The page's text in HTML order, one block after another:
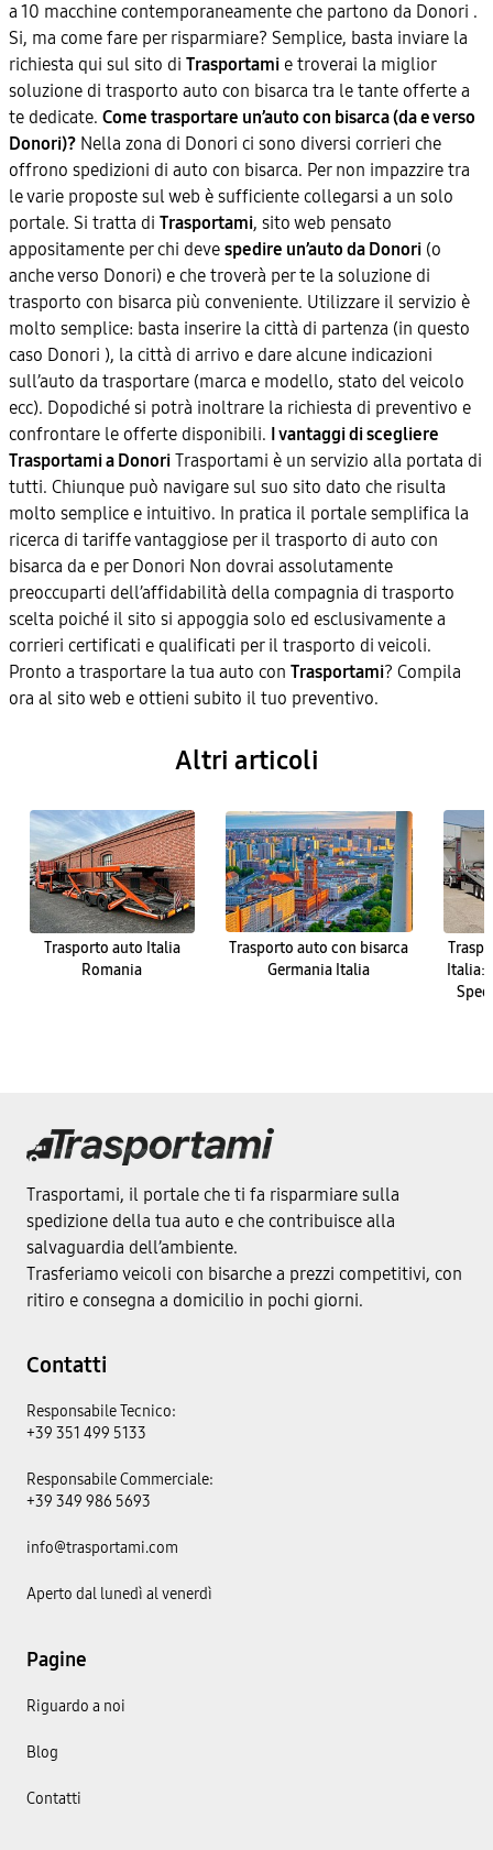
a 10 macchine contemporaneamente che partono da Donori .
Si, ma come fare per risparmiare? Semplice, basta inviare la
richiesta qui sul sito di Trasportami e troverai la miglior
soluzione di trasporto auto con bisarca tra le tante offerte a
te dedicate. Come trasportare un’auto con bisarca (da e verso
Donori)? Nella zona di Donori ci sono diversi corrieri che
offrono spedizioni di auto con bisarca. Per non impazzire tra
le varie proposte sul web è sufficiente collegarsi a un solo
portale. Si tratta di Trasportami, sito web pensato
appositamente per chi deve spedire un’auto da Donori (o
anche verso Donori) e che troverà per te la soluzione di
trasporto con bisarca più conveniente. Utilizzare il servizio è
molto semplice: basta inserire la città di partenza (in questo
caso Donori ), la città di arrivo e dare alcune indicazioni
sull’auto da trasportare (marca e modello, stato del veicolo
ecc). Dopodiché si potrà inoltrare la richiesta di preventivo e
confrontare le offerte disponibili. I vantaggi di scegliere
Trasportami a Donori Trasportami è un servizio alla portata di
tutti. Chiunque può navigare sul suo sito dato che risulta
molto semplice e intuitivo. In pratica il portale semplifica la
ricerca di tariffe vantaggiose per il trasporto di auto con
bisarca da e per Donori Non dovrai assolutamente
preoccuparti dell’affidabilità della compagnia di trasporto
scelta poiché il sito si appoggia solo ed esclusivamente a
corrieri certificati e qualificati per il trasporto di veicoli.
Pronto a trasportare la tua auto con Trasportami? Compila
ora al sito web e ottieni subito il tuo preventivo.
Altri articoli
Trasporto auto Italia
Romania
Trasporto auto con bisarca
Germania Italia
Italia:
Trasportami, il portale che ti fa risparmiare sulla
spedizione della tua auto e che contribuisce alla
salvaguardia dell’ambiente.
Trasferiamo veicoli con bisarche a prezzi competitivi, con
ritiro e consegna a domicilio in pochi giorni.
Contatti
Responsabile Tecnico:
+39 351 499 5133
Responsabile Commerciale:
+39 349 986 5693
info@trasportami.com
Aperto dal lunedì al venerdì
Pagine
Riguardo a noi
Blog
Contatti